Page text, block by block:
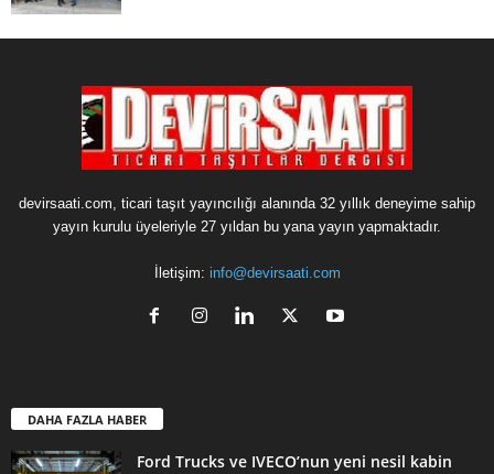
devirsaati.com, ticari taşıt yayıncılığı alanında 32 yıllık deneyime sahip
yayın kurulu üyeleriyle 27 yıldan bu yana yayın yapmaktadır.
İletişim: info@devirsaati.com
DAHA FAZLA HABER
Ford Trucks ve IVECO’nun yeni nesil kabin